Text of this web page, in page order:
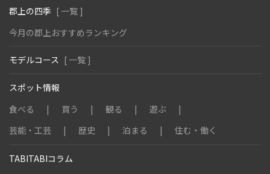
郡上の四季 [ 一覧 ]
今月の郡上おすすめランキング
モデルコース [ 一覧 ]
スポット情報
食べる
買う 観る
遊ぶ
芸能・工芸
歴史 泊まる 住む・働く
TABITABIコラム